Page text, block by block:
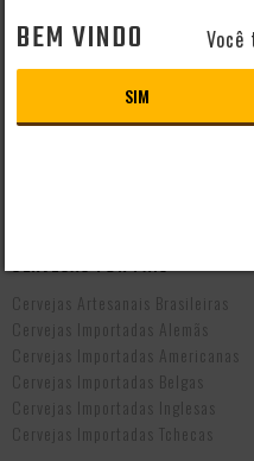
Perguntas Frequentes
Mapa do Site
Formas de Pagamento
Taxas de Entrega
CERVEJAS POR PAÍS
Cervejas Artesanais Brasileiras
Cervejas Importadas Alemãs
Cervejas Importadas Americanas
Cervejas Importadas Belgas
Cervejas Importadas Inglesas
Cervejas Importadas Tchecas
BEM VINDO
SIM